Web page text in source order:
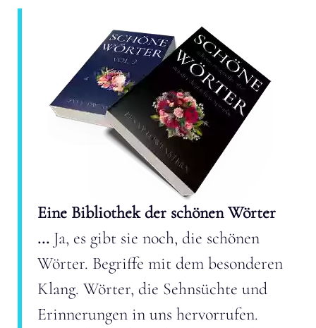
Eine Bibliothek der schönen Wörter
... Ja, es gibt sie noch, die schönen
Wörter. Begriffe mit dem besonderen
Klang. Wörter, die Sehnsüchte und
Erinnerungen in uns hervorrufen.